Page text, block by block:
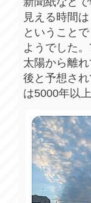
見える時間
ということ
ようでした
太陽から離
後と予想さ
は5000年以